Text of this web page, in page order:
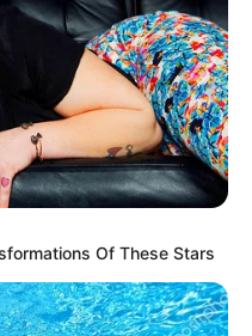
σε κάθε πόλη.
που δρουν σε
Of These Stars